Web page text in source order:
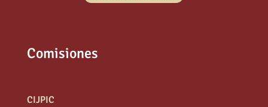
Comisiones
CIJPIC